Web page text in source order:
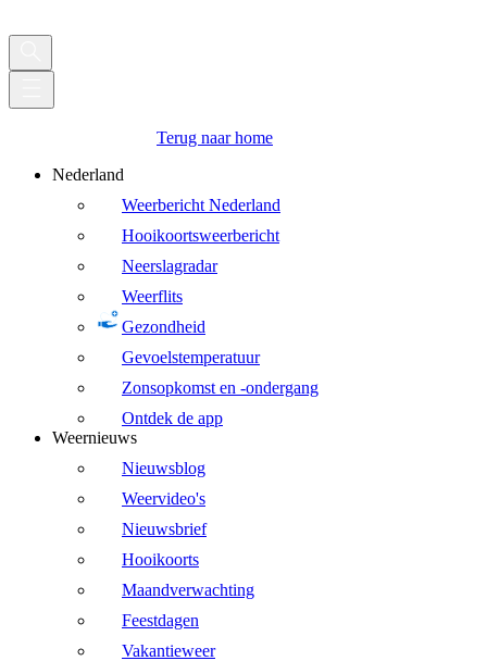
Terug naar home
Nederland
Weerbericht Nederland
Hooikoortsweerbericht
Neerslagradar
Weerflits
Gezondheid
Gevoelstemperatuur
Zonsopkomst en -ondergang
Ontdek de app
Weernieuws
Nieuwsblog
Weervideo's
Nieuwsbrief
Hooikoorts
Maandverwachting
Feestdagen
Vakantieweer